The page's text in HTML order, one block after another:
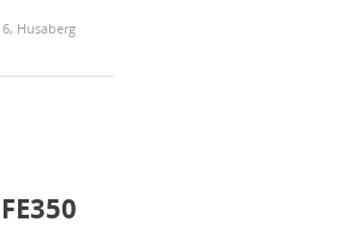
Husaberg